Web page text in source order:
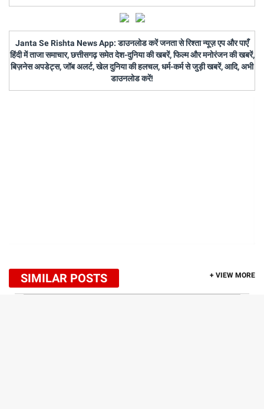
Janta Se Rishta News App: डाउनलोड करें जनता से रिश्ता न्यूज़ एप और पाएँ
हिंदी में ताजा समाचार, छत्तीसगढ़ समेत देश-दुनिया की खबरें, फिल्म और मनोरंजन की खबरें,
बिज़नेस अपडेट्स, जॉब अलर्ट, खेल दुनिया की हलचल, धर्म-कर्म से जुड़ी खबरें, आदि, अभी
डाउनलोड करें!
SIMILAR POSTS + VIEW MORE